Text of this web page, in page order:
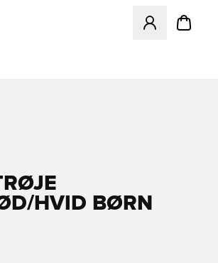
Åbner en
HVID BØRN